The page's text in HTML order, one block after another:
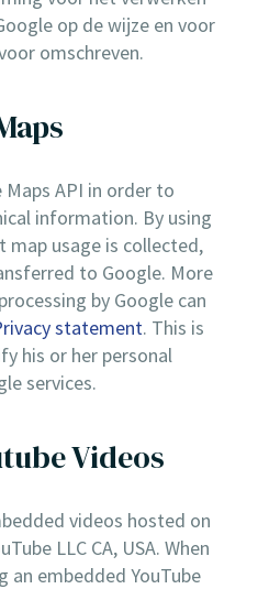
op de wijze en voor
omschreven.
API in order to
information. By using
map usage is collected,
to Google. More
by Google can
statement. This is
his or her personal
services.
Videos
videos hosted on
LLC CA, USA. When
an embedded YouTube